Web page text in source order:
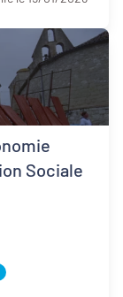
Sociale